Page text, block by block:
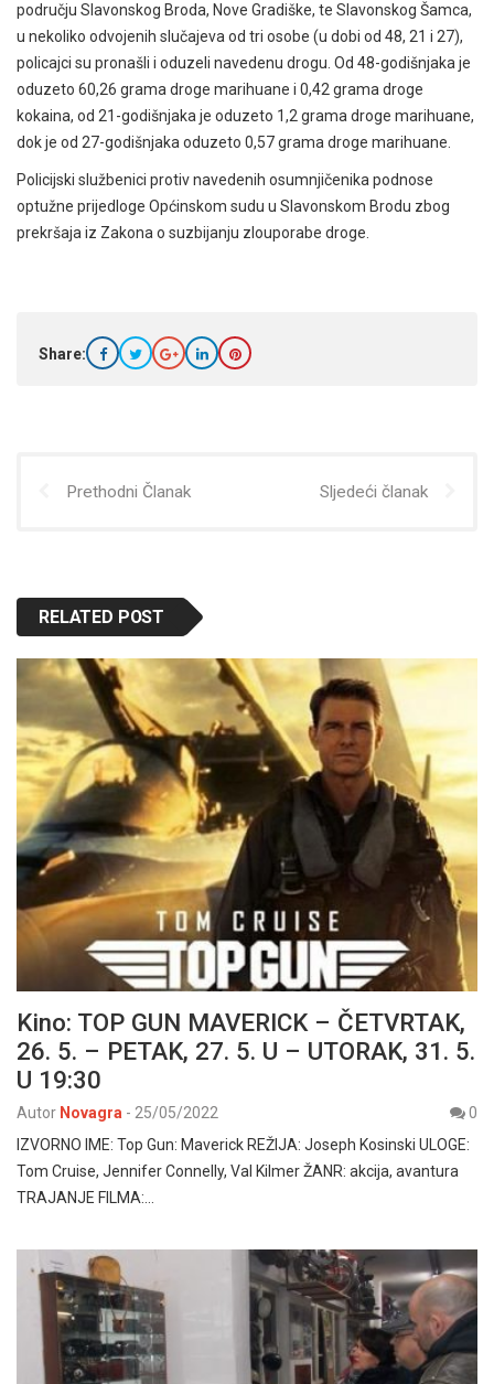
području Slavonskog Broda, Nove Gradiške, te Slavonskog Šamca,
u nekoliko odvojenih slučajeva od tri osobe (u dobi od 48, 21 i 27),
policajci su pronašli i oduzeli navedenu drogu. Od 48-godišnjaka je
oduzeto 60,26 grama droge marihuane i 0,42 grama droge
kokaina, od 21-godišnjaka je oduzeto 1,2 grama droge marihuane,
dok je od 27-godišnjaka oduzeto 0,57 grama droge marihuane.
Policijski službenici protiv navedenih osumnjičenika podnose
optužne prijedloge Općinskom sudu u Slavonskom Brodu zbog
prekršaja iz Zakona o suzbijanju zlouporabe droge.
Share:
Prethodni Članak Sljedeći članak
RELATED POST
Kino: TOP GUN MAVERICK – ČETVRTAK,
26. 5. – PETAK, 27. 5. U – UTORAK, 31. 5.
U 19:30
Autor Novagra - 25/05/2022
0
IZVORNO IME: Top Gun: Maverick REŽIJA: Joseph Kosinski ULOGE:
Tom Cruise, Jennifer Connelly, Val Kilmer ŽANR: akcija, avantura
TRAJANJE FILMA:…